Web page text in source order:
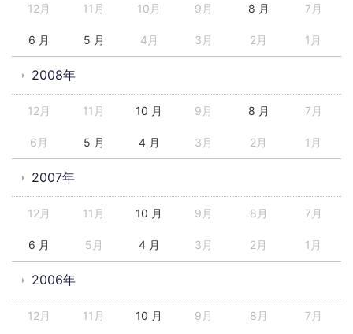
12月 11月 10月 9月 8 月 7月
6 月 5 月 4月 3月 2月 1月
2008年
12月 11月 10 月 9月 8 月 7月
6月 5 月 4 月 3月 2月 1月
2007年
12月 11月 10 月 9月 8月 7月
6 月 5月 4 月 3月 2月 1月
2006年
12月 11月 10 月 9月 8月 7月